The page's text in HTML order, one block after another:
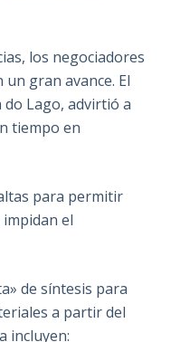
los negociadores
gran avance. El
do Lago, advirtió a
tiempo en
para permitir
el
de síntesis para
a partir del
incluyen: